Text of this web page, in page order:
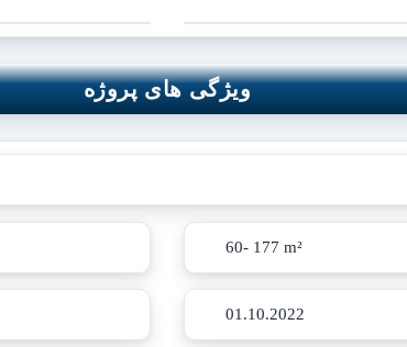
ویژگی های پروژه
60- 177 m²
01.10.2022